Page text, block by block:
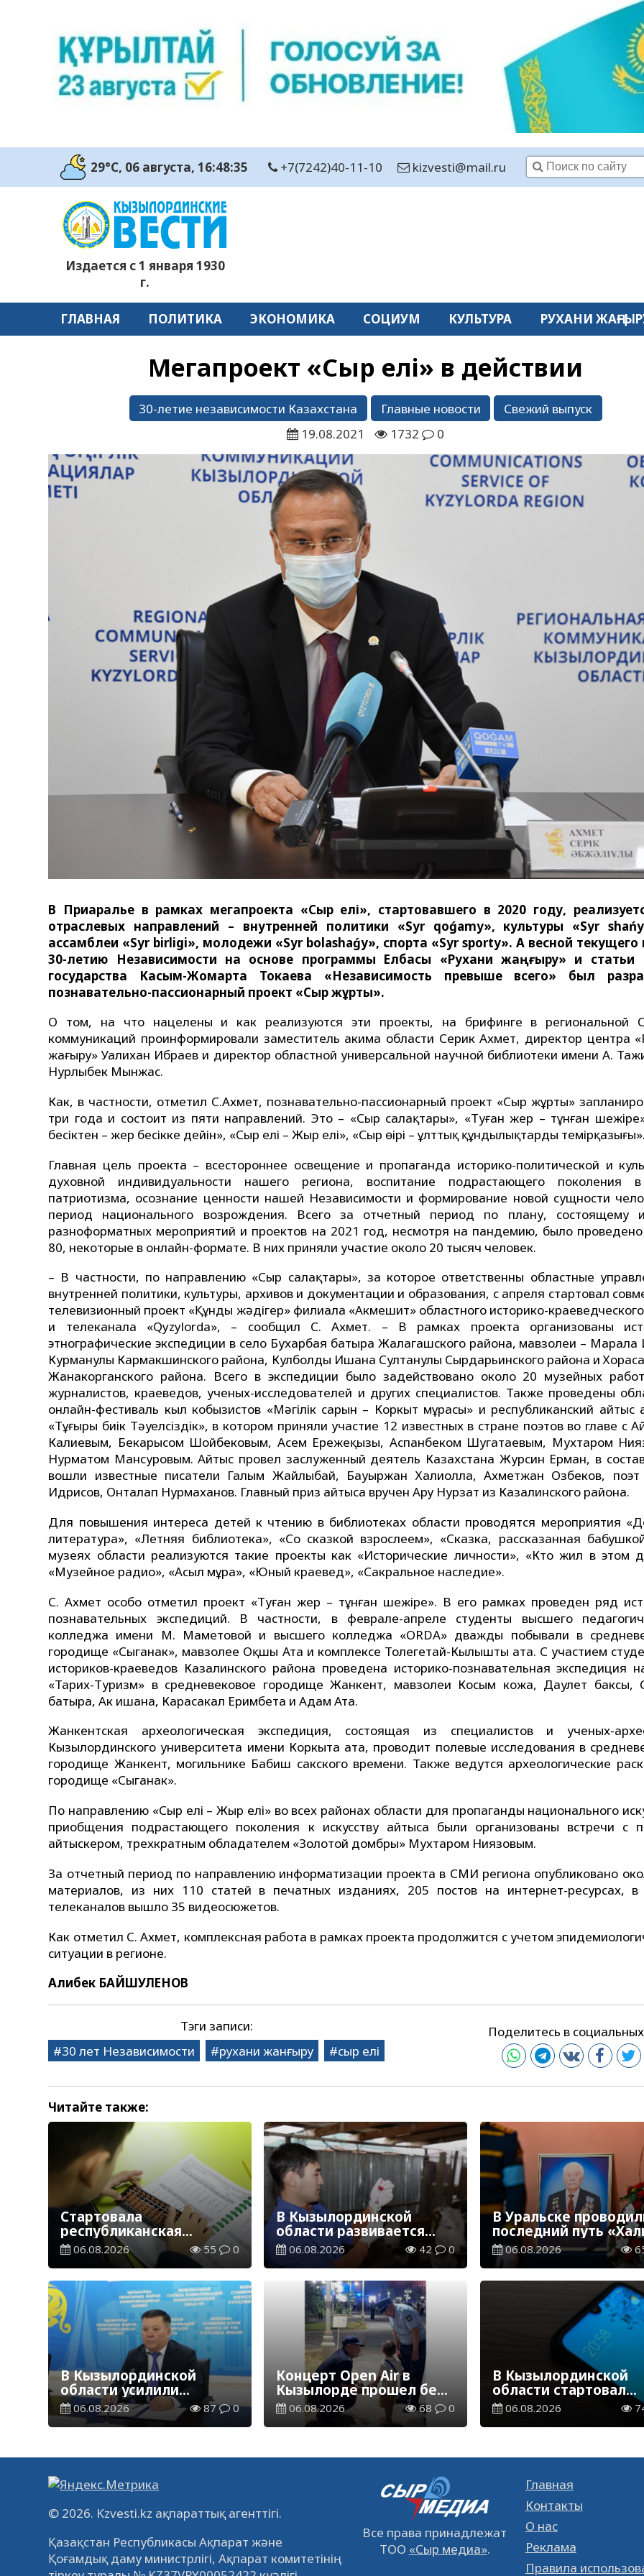
29°C, 06 августа, 16:48:37 +7(7242)40-11-10 kizvesti@mail.ru
Издается с 1 января 1930
г.
ГЛАВНАЯ ПОЛИТИКА ЭКОНОМИКА СОЦИУМ КУЛЬТУРА РУХАНИ
Мегапроект «Сыр елі» в действии
30-летие независимости Казахстана Главные новости
Свежий выпуск
19.08.2021
1732 0
В Приаралье в рамках мегапроекта «Сыр елі», стартовавшего в 2020 году,
отраслевых направлений – внутренней политики «Syr qoǵamy», культуры «Syr
ассамблеи «Syr birligi», молодежи «Syr bolashaǵy», спорта «Syr sporty». А весной текущего
30-летию Независимости на основе программы Елбасы «Рухани жаңғыру» и статьи
государства Касым-Жомарта Токаева «Независимость превыше всего» был
познавательно-пассионарный проект «Сыр жұрты».
О том, на что нацелены и как реализуются эти проекты, на брифинге в региональной
коммуникаций проинформировали заместитель акима области Серик Ахмет, директор центра
жаңғыру» Уалихан Ибраев и директор областной универсальной научной библиотеки имени А.
Нурлыбек Мынжас.
Как, в частности, отметил С.Ахмет, познавательно-пассионарный проект «Сыр жұрты»
три года и состоит из пяти направлений. Это – «Сыр саңлақтары», «Туған жер – тұнған
бесіктен – жер бесікке дейін», «Сыр елі – Жыр елі», «Сыр өңірі – ұлттық құндылықтардың темірқазығы».
Главная цель проекта – всестороннее освещение и пропаганда историко-политической и
духовной индивидуальности нашего региона, воспитание подрастающего поколения
патриотизма, осознание ценности нашей Независимости и формирование новой сущности
период национального возрождения. Всего за отчетный период по плану, состоящему
разноформатных мероприятий и проектов на 2021 год, несмотря на пандемию, было
80, некоторые в онлайн-формате. В них приняли участие около 20 тысяч человек.
– В частности, по направлению «Сыр саңлақтары», за которое ответственны областные
внутренней политики, культуры, архивов и документации и образования, с апреля стартовал
телевизионный проект «Құнды жәдігер» филиала «Акмешит» областного историко-
и телеканала «Qyzylorda», – сообщил С. Ахмет. – В рамках проекта организованы
этнографические экспедиции в село Бухарбая батыра Жалагашского района, мавзолеи –
Курманулы Кармакшинского района, Кулболды Ишана Султанулы Сырдарьинского района и
Жанакорганского района. Всего в экспедиции было задействовано около 20 музейных
журналистов, краеведов, ученых-исследователей и других специалистов. Также проведены
онлайн-фестиваль кыл кобызистов «Мәңгілік сарын – Коркыт мұрасы» и республиканский айтыс
«Тұғыры биік Тәуелсіздік», в котором приняли участие 12 известных в стране поэтов во главе с
Калиевым, Бекарысом Шойбековым, Асем Ережеқызы, Аспанбеком Шугатаевым, Мухтаром
Нурматом Мансуровым. Айтыс провел заслуженный деятель Казахстана Журсин Ерман, в
вошли известные писатели Галым Жайлыбай, Бауыржан Халиолла, Ахметжан Озбеков, поэт
Идрисов, Онталап Нурмаханов. Главный приз айтыса вручен Ару Нурзат из Казалинского района.
Для повышения интереса детей к чтению в библиотеках области проводятся мероприятия
литература», «Летняя библиотека», «Со сказкой взрослеем», «Сказка, рассказанная
музеях области реализуются такие проекты как «Исторические личности», «Кто жил в этом
«Музейное радио», «Асыл мұра», «Юный краевед», «Сакральное наследие».
С. Ахмет особо отметил проект «Туған жер – тұнған шежіре». В его рамках проведен ряд
познавательных экспедиций. В частности, в феврале-апреле студенты высшего
колледжа имени М. Маметовой и высшего колледжа «ORDA» дважды побывали в
городище «Сыганак», мавзолее Оқшы Ата и комплексе Толегетай-Кылышты ата. С участием
историков-краеведов Казалинского района проведена историко-познавательная экспедиция
«Тарих-Туризм» в средневековое городище Жанкент, мавзолеи Косым кожа, Даулет баксы,
батыра, Ак ишана, Карасакал Еримбета и Адам Ата.
Жанкентская археологическая экспедиция, состоящая из специалистов и ученых-
Кызылординского университета имени Коркыта ата, проводит полевые исследования в
городище Жанкент, могильнике Бабиш сакского времени. Также ведутся археологические
городище «Сыганак».
По направлению «Сыр елі – Жыр елі» во всех районах области для пропаганды национального
приобщения подрастающего поколения к искусству айтыса были организованы встречи с
айтыскером, трехкратным обладателем «Золотой домбры» Мухтаром Ниязовым.
За отчетный период по направлению информатизации проекта в СМИ региона опубликовано
материалов, из них 110 статей в печатных изданиях, 205 постов на интернет-ресурсах, в
телеканалов вышло 35 видеосюжетов.
Как отметил С. Ахмет, комплексная работа в рамках проекта продолжится с учетом
ситуации в регионе.
Алибек БАЙШУЛЕНОВ
Тэги записи:
30 лет Независимости
рухани жанғыру сыр елі
Поделитесь в
Читайте также:
Стартовала
республиканская
благотворительная
акция «Дорога в школу»
06.08.2026 55 0
В Кызылординской
области развивается
ветеринарная отрасль
06.08.2026 42 0
В Уральске
последний путь
Қаһарманы» Ивана
Степановича Гапича
06.08.2026
В Кызылординской
области усилили
контроль за финансовой
дисциплиной
06.08.2026 87 0
Концерт Open Air в
Кызылорде прошел без
нарушений
общественного порядка
06.08.2026 68 0
В Кызылординской
области стартовал
конкурс
семейных ценностях
Конституции
06.08.2026
© 2026. Kzvesti.kz ақпараттық агенттігі.
Қазақстан Республикасы Ақпарат және
Қоғамдық даму министрлігі, Ақпарат комитетінің
Все права принадлежат
ТОО «Сыр медиа».
Главная
Контакты
О нас
Реклама
Правила